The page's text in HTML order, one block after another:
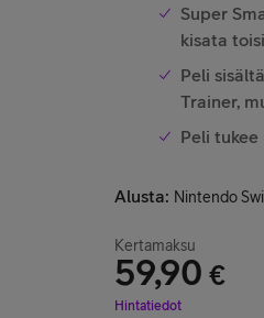
Super
kisata
Peli
Trainer,
Peli
Alusta: Nintendo
Kertamaksu
59,90 €
Hinta 59,90 €
Hintatiedot